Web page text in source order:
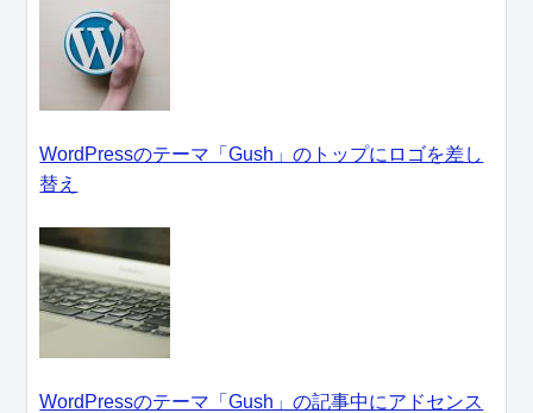
WordPressのテーマ「Gush」のトップにロゴを差し
替え
WordPressのテーマ「Gush」の記事中にアドセンス